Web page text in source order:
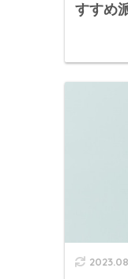
すすめ